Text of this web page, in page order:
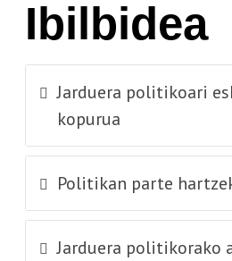
Ibilbidea
Jarduera politikoari
kopurua
Politikan parte
Jarduera politikorako